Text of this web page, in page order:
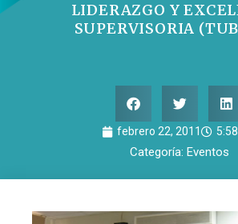
LIDERAZGO Y
SUPERVISORIA
febrero 22, 2011
Categoría: Eventos